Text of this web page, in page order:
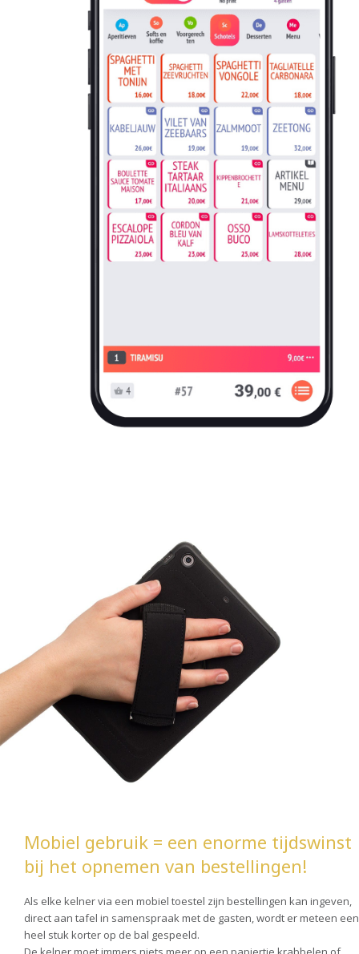
Mobiel gebruik = een enorme tijdswinst
bij het opnemen van bestellingen!
Als elke kelner via een mobiel toestel zijn bestellingen kan ingeven,
direct aan tafel in samenspraak met de gasten, wordt er meteen een
heel stuk korter op de bal gespeeld.